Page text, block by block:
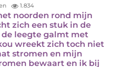
1.834
noorden rond mijn
zich een stuk in de
leegte galmt met
wreekt zich toch niet
stromen en mijn
bewaart en ik bij